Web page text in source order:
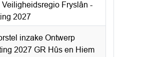
Veiligheidsregio Fryslân -
2027
inzake Ontwerp
2027 GR Hûs en Hiem